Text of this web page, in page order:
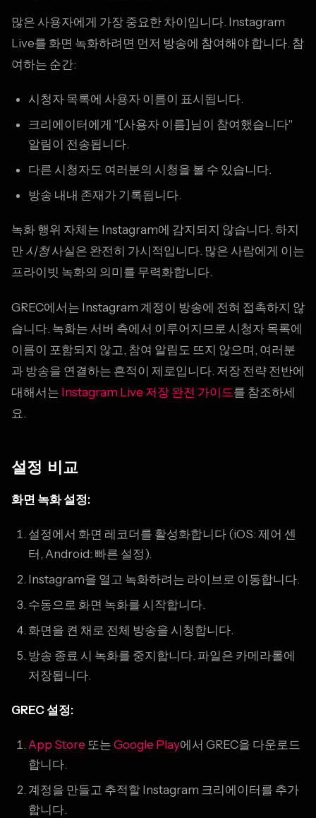
많은 사용자에게 가장 중요한 차이입니다. Instagram
Live를 화면 녹화하려면 먼저 방송에 참여해야 합니다. 참
여하는 순간:
시청자 목록에 사용자 이름이 표시됩니다.
크리에이터에게 "[사용자 이름]님이 참여했습니다"
알림이 전송됩니다.
다른 시청자도 여러분의 시청을 볼 수 있습니다.
방송 내내 존재가 기록됩니다.
녹화 행위 자체는 Instagram에 감지되지 않습니다. 하지
만 시청사실은 완전히 가시적입니다. 많은 사람에게 이는
프라이빗 녹화의 의미를 무력화합니다.
GREC에서는 Instagram 계정이 방송에 전혀 접촉하지 않
습니다. 녹화는 서버 측에서 이루어지므로 시청자 목록에
이름이 포함되지 않고, 참여 알림도 뜨지 않으며, 여러분
과 방송을 연결하는 흔적이 제로입니다. 저장 전략 전반에
대해서는 Instagram Live 저장 완전 가이드를 참조하세
요.
설정 비교
화면 녹화 설정:
설정에서 화면 레코더를 활성화합니다 (iOS: 제어 센
터, Android: 빠른 설정).
Instagram을 열고 녹화하려는 라이브로 이동합니다.
수동으로 화면 녹화를 시작합니다.
화면을 켠 채로 전체 방송을 시청합니다.
방송 종료 시 녹화를 중지합니다. 파일은 카메라롤에
저장됩니다.
GREC 설정:
App Store 또는 Google Play에서 GREC을 다운로드
합니다.
계정을 만들고 추적할 Instagram 크리에이터를 추가
합니다.